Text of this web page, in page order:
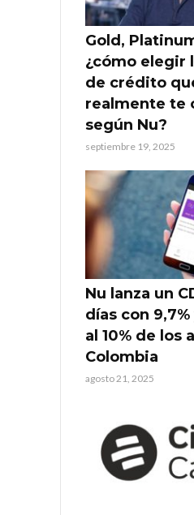
Gold,
¿cómo elegir
de crédito
realmente te
según Nu?
septiembre 19, 2025
Nu lanza un
días con
al 10% de los
Colombia
agosto 21, 2025